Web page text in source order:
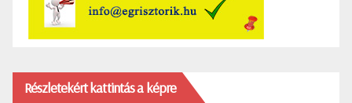
Részletekért kattintás a képre